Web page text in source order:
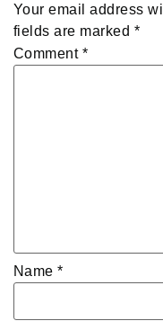
Your email address
fields are marked *
Comment *
Name*